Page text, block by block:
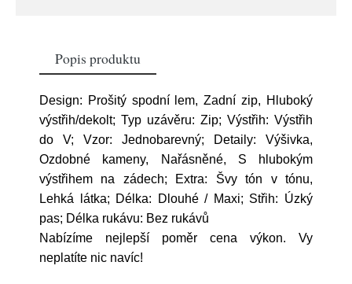
Popis produktu
Design: Prošitý spodní lem, Zadní zip, Hluboký
výstřih/dekolt; Typ uzávěru: Zip; Výstřih: Výstřih
do V; Vzor: Jednobarevný; Detaily: Výšivka,
Ozdobné kameny, Nařásněné, S hlubokým
výstřihem na zádech; Extra: Švy tón v tónu,
Lehká látka; Délka: Dlouhé / Maxi; Střih: Úzký
pas; Délka rukávu: Bez rukávů
Nabízíme nejlepší poměr cena výkon. Vy
neplatíte nic navíc!